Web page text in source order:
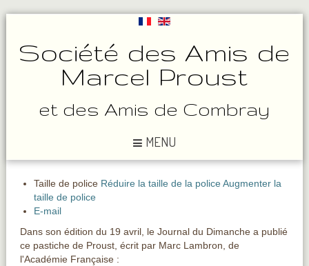
Société des Amis de
Marcel Proust
et des Amis de Combray
MENU
Taille de police Réduire la taille de la police Augmenter la
taille de police
E-mail
Dans son édition du 19 avril, le Journal du Dimanche a publié
ce pastiche de Proust, écrit par Marc Lambron, de
l'Académie Française :